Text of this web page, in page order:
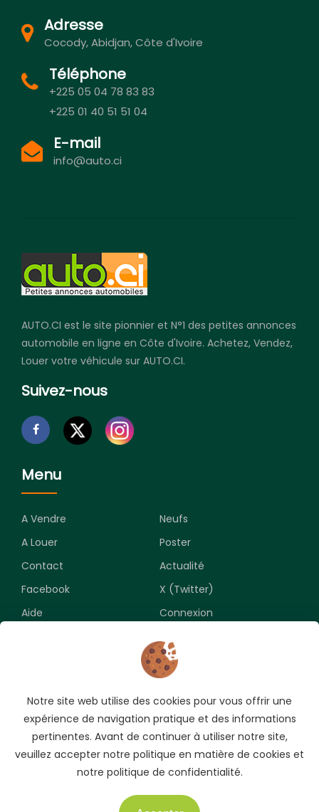
Adresse
Cocody, Abidjan, Côte d'Ivoire
Téléphone
+225 05 04 78 83 83
+225 01 40 51 51 04
E-mail
info@auto.ci
AUTO.CI est le site pionnier et N°1 des petites annonces
automobile en ligne en Côte d'Ivoire. Achetez, Vendez,
Louer votre véhicule sur AUTO.CI.
Suivez-nous
Menu
A Vendre
Neufs
A Louer
Poster
Contact
Actualité
Facebook
X (Twitter)
Aide
Connexion
Souscrivez pour recevoir les meilleures opportunités.
Notre site web utilise des cookies pour vous offrir une
expérience de navigation pratique et des informations
pertinentes. Avant de continuer à utiliser notre site,
veuillez accepter notre politique en matière de cookies et
notre politique de confidentialité.